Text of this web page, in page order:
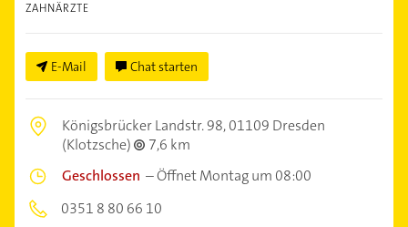
ZAHNÄRZTE
E-Mail Chat starten
Königsbrücker Landstr. 98,01109 Dresden
(Klotzsche)
7,6 km
Geschlossen –Öffnet Montag um 08:00
0351 8 80 66 10